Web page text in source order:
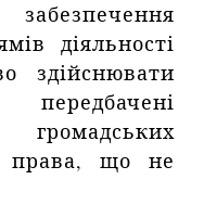
діяльності
здійснювати
громадських
права, що не